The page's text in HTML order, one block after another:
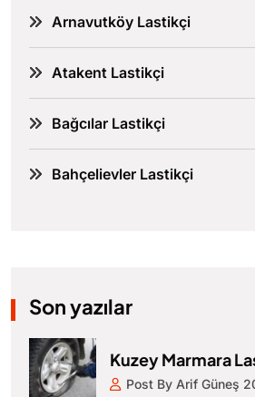
Arnavutköy Lastikçi
Atakent Lastikçi
Bağcılar Lastikçi
Bahçelievler Lastikçi
Son yazılar
Kuzey Marmara
Post By Arif Güneş